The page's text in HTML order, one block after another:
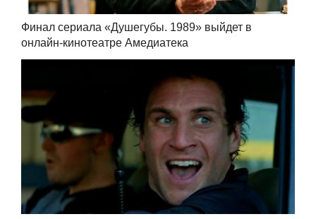
Финал сериала «Душегубы. 1989» выйдет в
онлайн-кинотеатре Амедиатека